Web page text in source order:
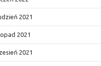
2021
2021
2021